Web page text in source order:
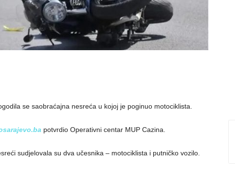
se saobraćajna nesreća u kojoj je poginuo motociklista.
potvrdio Operativni centar MUP Cazina.
sudjelovala su dva učesnika – motociklista i putničko vozilo.